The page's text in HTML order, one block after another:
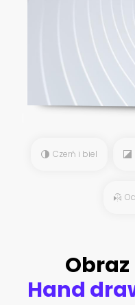
Czerń i biel
Obraz